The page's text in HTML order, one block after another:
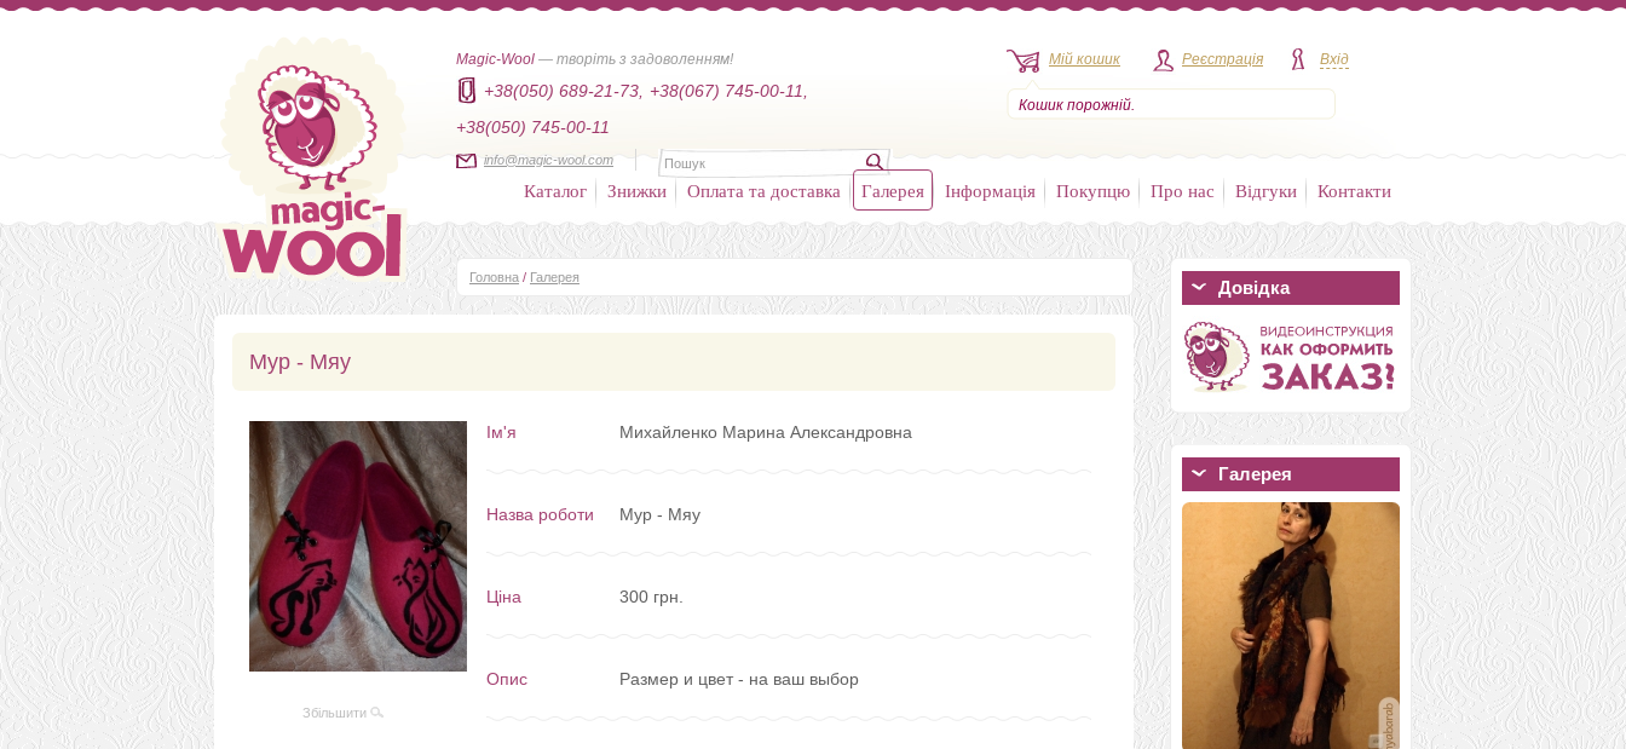
Magic-Wool — творіть з задоволенням!
+38(050) 689-21-73,
+38(067) 745-00-11,
+38(050) 745-00-11
info@magic-wool.com
Мій кошик
Кошик порожній.
Реєстрація Вхід
Каталог Знижки Оплата та доставка Галерея Інформація Покупцю Про нас Відгуки Контакти
Довідка
Галерея
Головна / Галерея
Мур - Мяу
Збільшити
Ім'я Михайленко Марина Александровна
Назва роботи Мур - Мяу
Ціна 300 грн.
Опис Размер и цвет - на ваш выбор